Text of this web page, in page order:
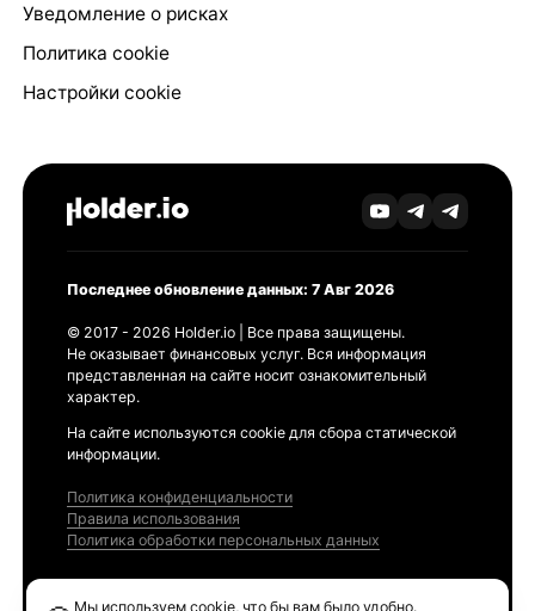
Уведомление о рисках
Политика cookie
Настройки cookie
Последнее обновление данных: 7 Авг 2026
© 2017 - 2026 Holder.io | Все права защищены.
Не оказывает финансовых услуг. Вся информация
представленная на сайте носит ознакомительный
характер.
На сайте используются cookie для сбора статической
информации.
Политика конфиденциальности
Правила использования
Политика обработки персональных данных
Мы используем cookie, что бы вам было удобно.